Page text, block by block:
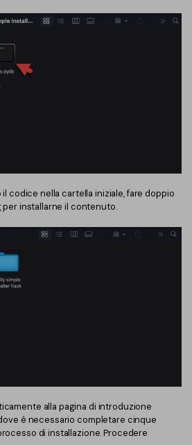
il codice nella cartella iniziale, fare doppio
installarne il contenuto.
alla pagina di introduzione
è necessario completare cinque
di installazione. Procedere